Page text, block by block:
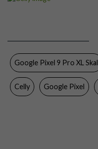
Färg
Material
Varumärke
Google Pixel 9 Pro XL Skal
Celly Google Pixel